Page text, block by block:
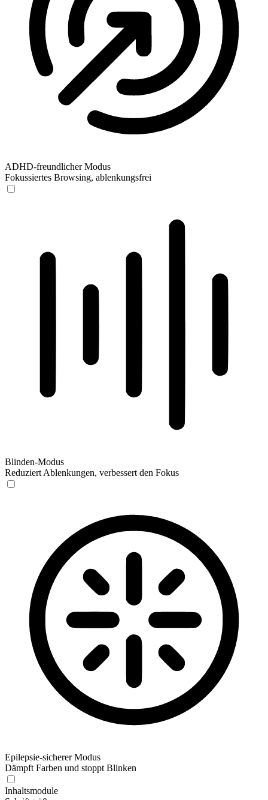
ADHD-freundlicher Modus
Fokussiertes Browsing, ablenkungsfrei
Blinden-Modus
Reduziert Ablenkungen, verbessert den Fokus
Epilepsie-sicherer Modus
Dämpft Farben und stoppt Blinken
Inhaltsmodule